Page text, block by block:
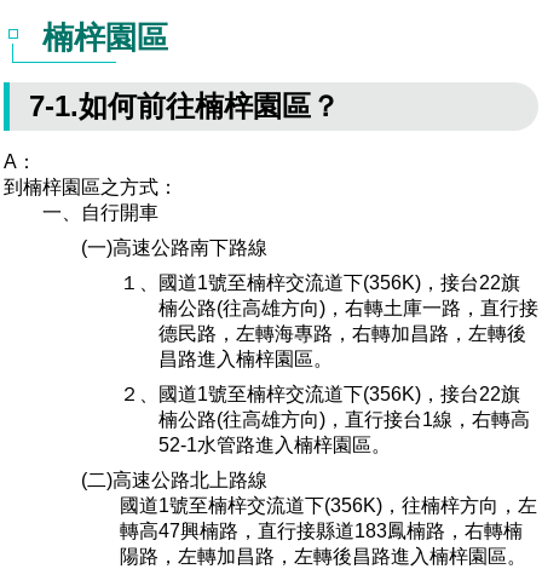
楠梓園區
7-1.如何前往楠梓園區？
A：
到楠梓園區之方式：
一、自行開車
(一)高速公路南下路線
１、國道1號至楠梓交流道下(356K)，接台22旗
楠公路(往高雄方向)，右轉土庫一路，直行接
德民路，左轉海專路，右轉加昌路，左轉後
昌路進入楠梓園區。
２、國道1號至楠梓交流道下(356K)，接台22旗
楠公路(往高雄方向)，直行接台1線，右轉高
52-1水管路進入楠梓園區。
(二)高速公路北上路線
國道1號至楠梓交流道下(356K)，往楠梓方向，左
轉高47興楠路，直行接縣道183鳳楠路，右轉楠
陽路，左轉加昌路，左轉後昌路進入楠梓園區。